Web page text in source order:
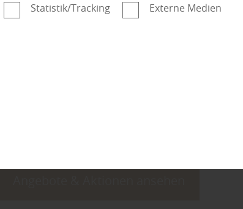
Statistik/Tracking Externe Medien